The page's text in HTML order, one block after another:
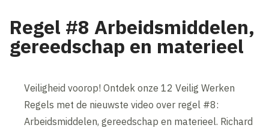
Regel #8 Arbeidsmiddelen,
gereedschap en materieel
Veiligheid voorop! Ontdek onze 12 Veilig Werken
Regels met de nieuwste video over regel #8:
Arbeidsmiddelen, gereedschap en materieel. Richard